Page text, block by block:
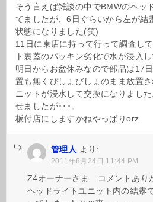
そう言えば雑談の中でBMWのヘッ
てましたが、6日ぐらいから左が結
状態になりました(笑)
11日に東店に持って行って調査し
ト裏蓋のパッキン劣化で水が浸入
明日からお盆休みなので部品は17
置も無くびしょびしょのまま放置
ニットが浸水して交換になりまし
せましたが･･･。
板付店にしますかねやっぱりorz
管理人 より:
2011年8月24日 11:44 PM
Z4オーナーさま コメントあり
ヘッドライトユニット内の結露